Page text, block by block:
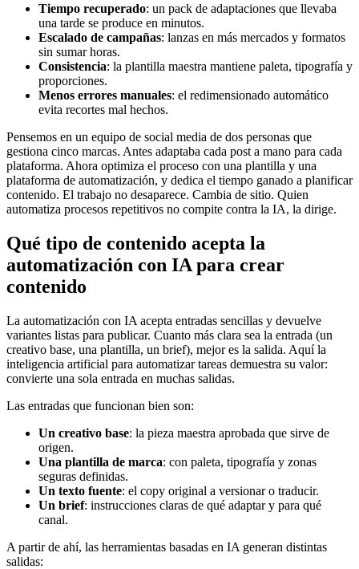
Tiempo recuperado: un pack de adaptaciones que llevaba
una tarde se produce en minutos.
Escalado de campañas: lanzas en más mercados y formatos
sin sumar horas.
Consistencia: la plantilla maestra mantiene paleta, tipografía y
proporciones.
Menos errores manuales: el redimensionado automático
evita recortes mal hechos.
Pensemos en un equipo de social media de dos personas que
gestiona cinco marcas. Antes adaptaba cada post a mano para cada
plataforma. Ahora optimiza el proceso con una plantilla y una
plataforma de automatización, y dedica el tiempo ganado a planificar
contenido. El trabajo no desaparece. Cambia de sitio. Quien
automatiza procesos repetitivos no compite contra la IA, la dirige.
Qué tipo de contenido acepta la
automatización con IA para crear
contenido
La automatización con IA acepta entradas sencillas y devuelve
variantes listas para publicar. Cuanto más clara sea la entrada (un
creativo base, una plantilla, un brief), mejor es la salida. Aquí la
inteligencia artificial para automatizar tareas demuestra su valor:
convierte una sola entrada en muchas salidas.
Las entradas que funcionan bien son:
Un creativo base: la pieza maestra aprobada que sirve de
origen.
Una plantilla de marca: con paleta, tipografía y zonas
seguras definidas.
Un texto fuente: el copy original a versionar o traducir.
Un brief: instrucciones claras de qué adaptar y para qué
canal.
A partir de ahí, las herramientas basadas en IA generan distintas
salidas: